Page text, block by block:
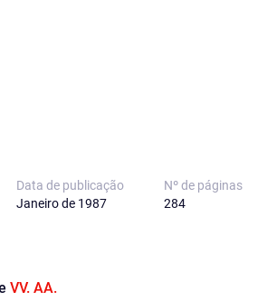
Data de publicação
Janeiro de 1987
Nº de páginas
284
VV. AA.